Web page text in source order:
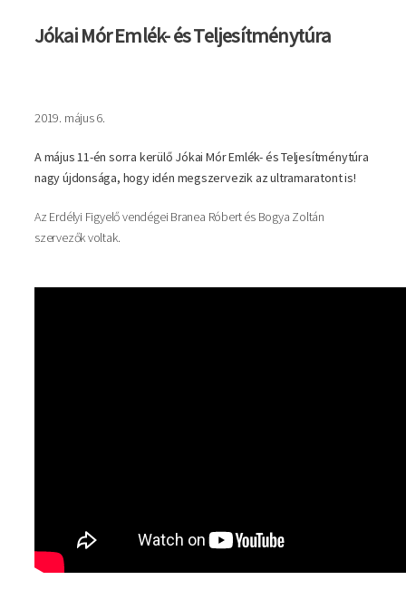
Jókai Mór Emlék- és Teljesítménytúra
2019. május 6.
A május 11-én sorra kerülő Jókai Mór Emlék- és Teljesítménytúra
nagy újdonsága, hogy idén megszervezik az ultramaratont is!
Az Erdélyi Figyelő vendégei Branea Róbert és Bogya Zoltán
szervezők voltak.